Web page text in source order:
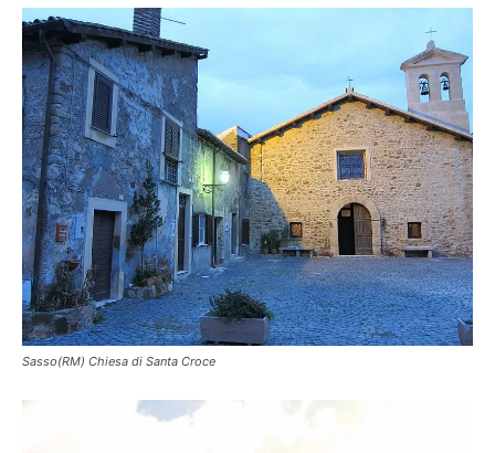
Sasso(RM) Chiesa di Santa Croce